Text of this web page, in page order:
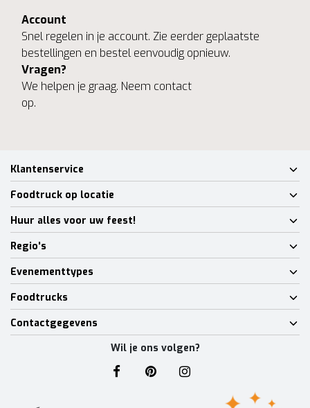
Account
Snel regelen in je account. Zie eerder geplaatste
bestellingen en bestel eenvoudig opnieuw.
Vragen?
We helpen je graag. Neem contact
op.
Klantenservice
Foodtruck op locatie
Huur alles voor uw feest!
Regio's
Evenementtypes
Foodtrucks
Contactgegevens
Wil je ons volgen?